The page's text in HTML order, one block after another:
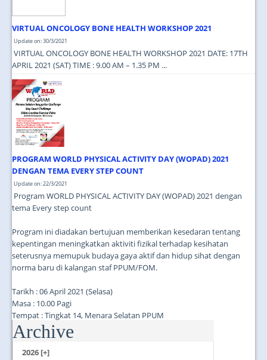
VIRTUAL ONCOLOGY BONE HEALTH WORKSHOP 2021
Update on: 30/3/2021
VIRTUAL ONCOLOGY BONE HEALTH WORKSHOP 2021 DATE: 17TH
APRIL 2021 (SAT) TIME : 9.00 AM – 1.35 PM ...
PROGRAM WORLD PHYSICAL ACTIVITY DAY (WOPAD) 2021
DENGAN TEMA EVERY STEP COUNT
Update on: 22/3/2021
Program WORLD PHYSICAL ACTIVITY DAY (WOPAD) 2021 dengan
tema Every step count
Program ini diadakan bertujuan memberikan kesedaran tentang
kepentingan meningkatkan aktiviti fizikal terhadap kesihatan
seterusnya memupuk budaya gaya aktif dan hidup sihat dengan
norma baru di kalangan staf PPUM/FOM.
Tarikh : 06 April 2021 (Selasa)
Masa : 10.00 Pagi
Tempat : Tingkat 14, Menara Selatan PPUM
...
Archive
2026 [+]